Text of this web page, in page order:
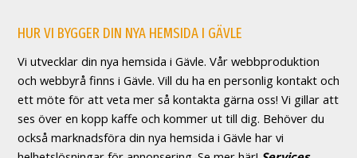
HUR VI BYGGER DIN NYA HEMSIDA I GÄVLE
Vi utvecklar din nya hemsida i Gävle. Vår webbproduktion
och webbyrå finns i Gävle. Vill du ha en personlig kontakt och
ett möte för att veta mer så kontakta gärna oss! Vi gillar att
ses över en kopp kaffe och kommer ut till dig. Behöver du
också marknadsföra din nya hemsida i Gävle har vi